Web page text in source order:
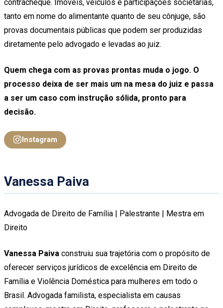
contracheque. Imóveis, veículos e participações societárias,
tanto em nome do alimentante quanto de seu cônjuge, são
provas documentais públicas que podem ser produzidas
diretamente pelo advogado e levadas ao juiz.
Quem chega com as provas prontas muda o jogo. O
processo deixa de ser mais um na mesa do juiz e passa
a ser um caso com instrução sólida, pronto para
decisão.
Instagram
Vanessa Paiva
Advogada de Direito de Família | Palestrante | Mestra em
Direito
Vanessa Paiva construiu sua trajetória com o propósito de
oferecer serviços jurídicos de excelência em Direito de
Família e Violência Doméstica para mulheres em todo o
Brasil. Advogada familista, especialista em causas